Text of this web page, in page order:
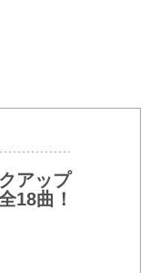
アップ
18曲！